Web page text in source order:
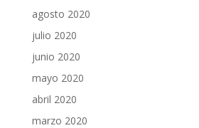
agosto 2020
julio 2020
junio 2020
mayo 2020
abril 2020
marzo 2020